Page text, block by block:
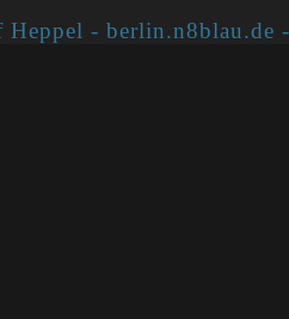
- berlin.n8blau.de